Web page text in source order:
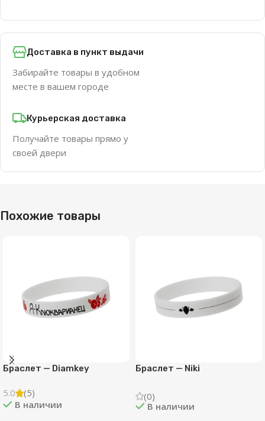
Доставка в пункт выдачи
Забирайте товары в удобном
месте в вашем городе
Курьерская доставка
Получайте товары прямо у
своей двери
Похожие товары
Браслет — Diamkey
5.0
(5)
В наличии
Браслет — Niki
(0)
В наличии